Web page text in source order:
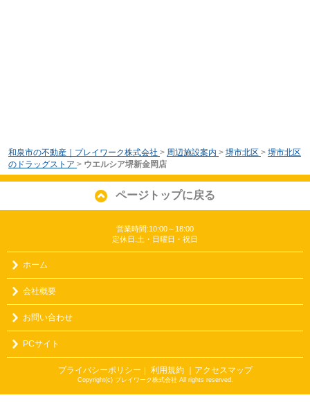
和泉市の不動産｜プレイワーク株式会社 > 周辺施設案内 > 堺市北区 > 堺市北区
のドラッグストア > ウエルシア堺新金岡店
ページトップに戻る
営業時間:10:00～18:00
定休日:土・日曜日・祝日
ホーム
会社概要
お問い合わせ
PCサイト
プライバシーポリシー ｜ 利用規約 ｜アクセスマップ
Copyright(c) プレイワーク株式会社 All rights reserved.